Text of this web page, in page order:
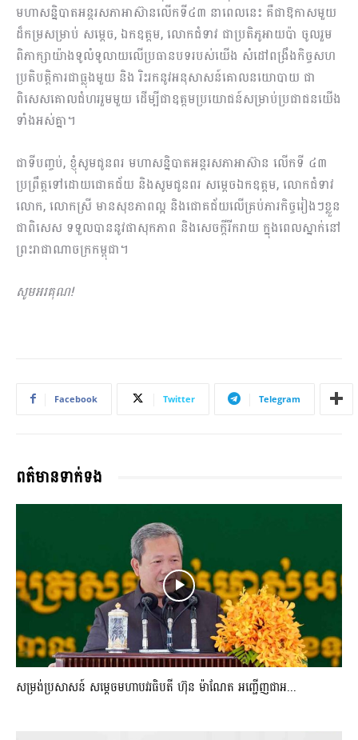
មហាសន្និបាតអន្តរសភាអាស៊ានលើកទី៤៣ នាពេលនេះ គឺជាឱកាសមួយ
ដ៏កម្រសម្រាប់ សម្តេច, ឯកឧត្តម, លោកជំទាវ ជាប្រតិភូអាយប៉ា ចូលរួម
ពិភាក្សាយ៉ាងទូលំទូលាយលើប្រធានបទរបស់យើង សំដៅពង្រឹងកិច្ចសហ
ប្រតិបត្តិការជាធ្លុងមួយ និង រិះរកនូវអនុសាសន៍គោលនយោបាយ ជា
ពិសេសគោលជំហររួមមួយ ដើម្បីជាឧត្តមប្រយោជន៍សម្រាប់ប្រជាជនយើង
ទាំងអស់គ្នា។
ជាទីបញ្ចប់, ខ្ញុំសូមជូនពរ មហាសន្និបាតអន្តរសភាអាស៊ាន លើកទី ៤៣
ប្រព្រឹត្តទៅដោយជោគជ័យ និងសូមជូនពរ សម្តេចឯកឧត្តម, លោកជំទាវ
លោក, លោកស្រី មានសុខភាពល្អ និងជោគជ័យលើគ្រប់ភារកិច្ចរៀងៗខ្លួន
ជាពិសេស ទទួលបាននូវផាសុកភាព និងសេចក្តីរីករាយ ក្នុងពេលស្នាក់នៅ
ព្រះរាជាណាចក្រកម្ពុជា។
សូមអរគុណ!
Facebook Twitter Telegram
ពត៌មានទាក់ទង
សម្រង់ប្រសាសន៍ សម្ដេចមហាបវរធិបតី ហ៊ុន ម៉ាណែត អញ្ជើញជាអ...